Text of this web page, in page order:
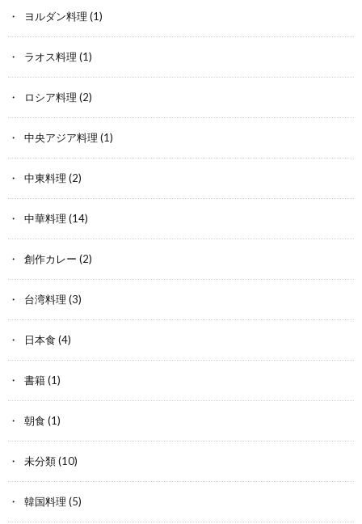
ヨルダン料理 (1)
ラオス料理 (1)
ロシア料理 (2)
中央アジア料理 (1)
中東料理 (2)
中華料理 (14)
創作カレー (2)
台湾料理 (3)
日本食 (4)
書籍(1)
朝食 (1)
未分類(10)
韓国料理 (5)